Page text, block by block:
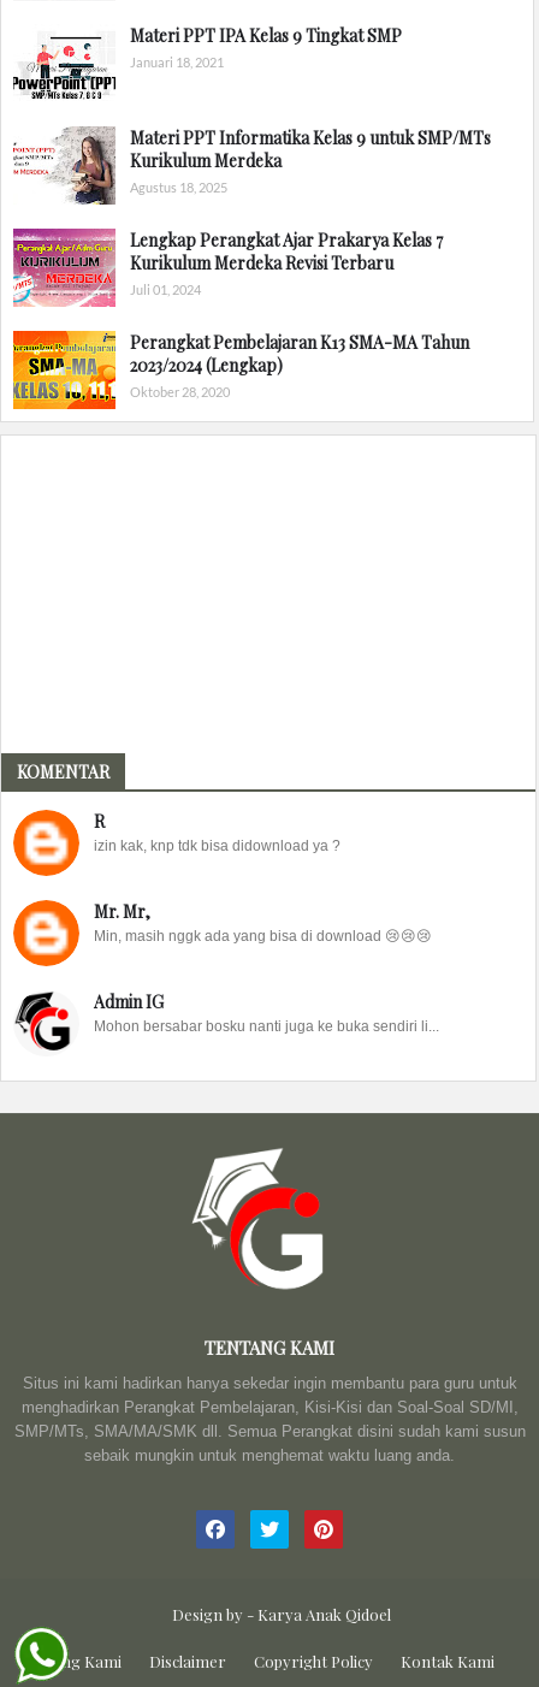
Materi PPT IPA Kelas 9 Tingkat SMP
Januari 18, 2021
Materi PPT Informatika Kelas 9 untuk SMP/MTs
Kurikulum Merdeka
Agustus 18, 2025
Lengkap Perangkat Ajar Prakarya Kelas 7
Kurikulum Merdeka Revisi Terbaru
Juli 01, 2024
Perangkat Pembelajaran K13 SMA-MA Tahun
2023/2024 (Lengkap)
Oktober 28, 2020
KOMENTAR
R
izin kak, knp tdk bisa didownload ya ?
Mr. Mr,
Min, masih nggk ada yang bisa di download 😢😢😢
Admin IG
Mohon bersabar bosku nanti juga ke buka sendiri li...
TENTANG KAMI
Situs ini kami hadirkan hanya sekedar ingin membantu para guru untuk
menghadirkan Perangkat Pembelajaran, Kisi-Kisi dan Soal-Soal SD/MI,
SMP/MTs, SMA/MA/SMK dll. Semua Perangkat disini sudah kami susun
sebaik mungkin untuk menghemat waktu luang anda.
Design by - Karya Anak Qidoel
Tentang Kami Disclaimer Copyright Policy Kontak Kami